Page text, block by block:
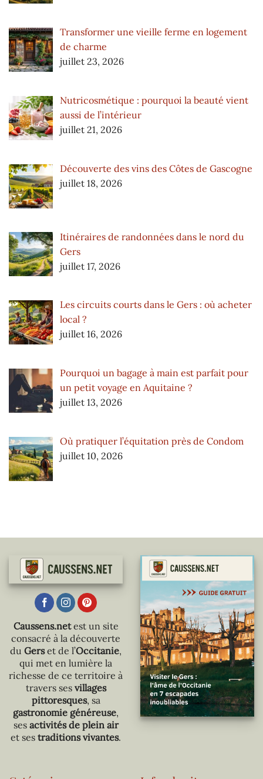
Transformer une vieille ferme en logement
de charme
juillet 23, 2026
Nutricosmétique : pourquoi la beauté vient
aussi de l’intérieur
juillet 21, 2026
Découverte des vins des Côtes de Gascogne
juillet 18, 2026
Itinéraires de randonnées dans le nord du
Gers
juillet 17, 2026
Les circuits courts dans le Gers : où acheter
local ?
juillet 16, 2026
Pourquoi un bagage à main est parfait pour
un petit voyage en Aquitaine ?
juillet 13, 2026
Où pratiquer l’équitation près de Condom
juillet 10, 2026
Caussens.netest un site
consacré à la découverte
du Gerset de l’Occitanie,
qui met en lumière la
richesse de ce territoire à
travers ses villages
pittoresques, sa
gastronomie généreuse,
ses activités de plein air
et ses traditions vivantes.